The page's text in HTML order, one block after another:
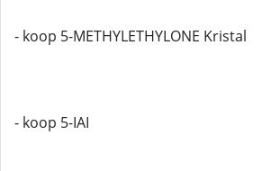
- koop 5-METHYLETHYLONE Kristal
- koop 5-IAI